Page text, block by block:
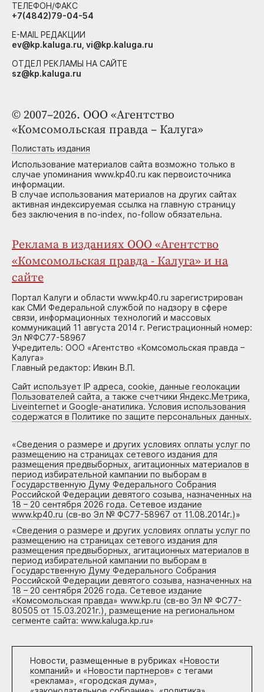
© 2007–2026. ООО «Агентство
«Комсомольская правда – Калуга»
Полистать издания
Использование материалов сайта возможно только в
случае упоминания www.kp40.ru как первоисточника
информации.
В случае использования материалов на других сайтах
активная индексируемая ссылка на главную страницу
без заключения в no-index, no-follow обязательна.
Реклама в изданиях ООО «Агентство
«Комсомольская правда - Калуга» и на
сайте
Портал Калуги и области www.kp40.ru зарегистрирован
как СМИ Федеральной службой по надзору в сфере
связи, информационных технологий и массовых
коммуникаций 11 августа 2014 г. Регистрационный номер:
Эл №ФС77-58967
Учредитель: ООО «Агентство «Комсомольская правда –
Калуга»
Главный редактор: Ивкин В.П.
Сайт использует IP адреса, cookie, данные геолокации
Пользователей сайта, а также счетчики Яндекс.Метрика,
Liveinternet и Google-анатилика. Условия использования
содержатся в Политике по защите персональных данных.
«Сведения о размере и других условиях оплаты услуг по
размещению на страницах сетевого издания для
размещения предвыборных, агитационных материалов в
период избирательной кампании по выборам в
Государственную Думу Федерального Собрания
Российской Федерации девятого созыва, назначенных на
18 – 20 сентября 2026 года. Сетевое издание
www.kp40.ru (св-во Эл № ФС77-58967 от 11.08.2014г.)»
«Сведения о размере и других условиях оплаты услуг по
размещению на страницах сетевого издания для
размещения предвыборных, агитационных материалов в
период избирательной кампании по выборам в
Государственную Думу Федерального Собрания
Российской Федерации девятого созыва, назначенных на
18 – 20 сентября 2026 года. Сетевое издание
«Комсомольская правда» www.kp.ru (св-во Эл № ФС77-
80505 от 15.03.2021г.), размещение на региональном
сегменте сайта: www.kaluga.kp.ru»
Новости, размещенные в рубриках «Новости
компаний» и «Новости партнеров» с тегами
«реклама», «городская дума»,
ТЕЛЕФОН/ФАКС
+7(4842)79-04-54
E-MAIL РЕДАКЦИИ
ev@kp.kaluga.ru, vi@kp.kaluga.ru
ОТДЕЛ РЕКЛАМЫ НА САЙТЕ
sz@kp.kaluga.ru